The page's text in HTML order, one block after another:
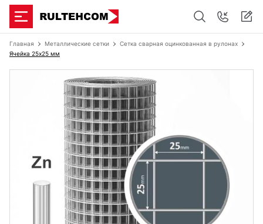
Главная Металлические сетки
Сетка сварная оцинкованная в рулонах
Ячейка 25х25 мм